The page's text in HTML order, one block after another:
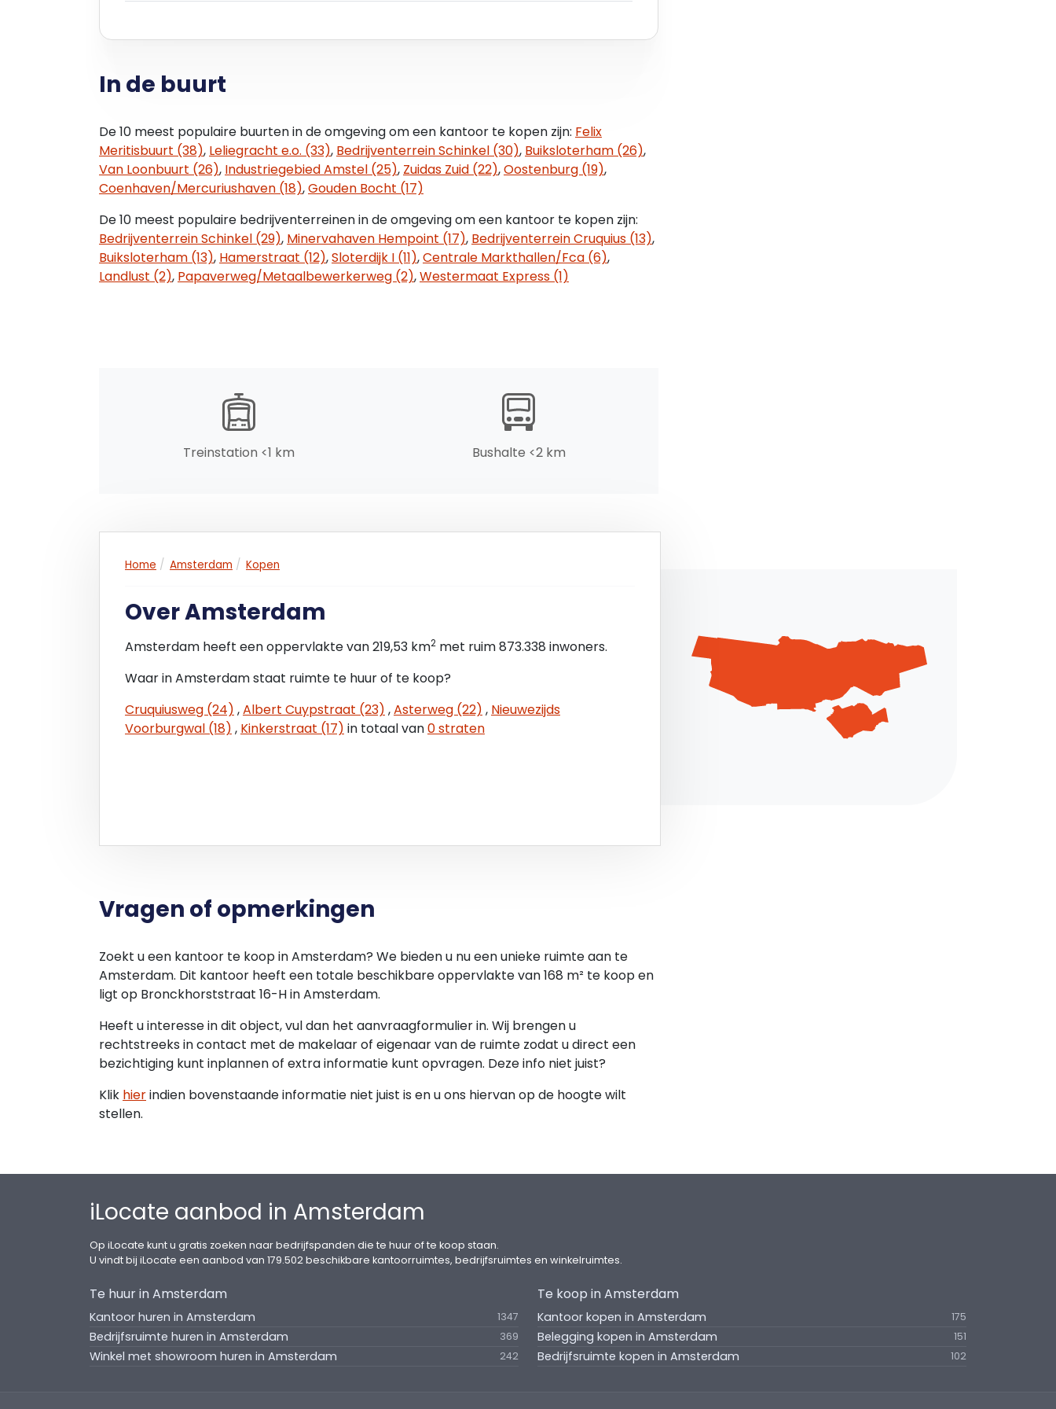
boetieks liggen om de hoek. Hotspots in de laatste genoemde straat zijn Restaurant Oud-
met het Vondelpark op steenworp afstand.
Bereikbaarheid
Het kantoor is zowel met eigen vervoer vanaf Ringweg A10 (afslag S108 via de
Beethovenstraat) als met het openbaar vervoer uitstekend bereikbaar. Tramlijnen 3, 5 en
12 stoppen aan het Roelof Hartplein. Deze tramlijnen geven een directe verbindingen met
onder andere het Centraal Station. Op enkele minuten fietsafstand is metrohalte De Pijp
gelegen waar metrolijn 52 (Noord/Zuidlijn) passeert.
Parkeergelegenheid
Parkeren is mogelijk op de openbare weg middels betaling of een vergunningensysteem.
• leeg, vrij van huur en gebruik
In de buurt
De 10 meest populaire buurten in de omgeving om een kantoor te kopen zijn: Felix
Meritisbuurt (38), Leliegracht e.o. (33), Bedrijventerrein Schinkel (30), Buiksloterham (26),
Van Loonbuurt (26), Industriegebied Amstel (25), Zuidas Zuid (22),Oostenburg (19),
Coenhaven/Mercuriushaven (18),Gouden Bocht (17)
De 10 meest populaire bedrijventerreinen in de omgeving om een kantoor te kopen zijn:
Bedrijventerrein Schinkel (29), Minervahaven Hempoint (17), Bedrijventerrein Cruquius (13),
Buiksloterham (13), Hamerstraat (12),Sloterdijk I (11),Centrale Markthallen/Fca (6),
Landlust (2), Papaverweg/Metaalbewerkerweg (2),Westermaat Express (1)
Treinstation <1 km Bushalte <2 km
Home Amsterdam Kopen
Over Amsterdam
Amsterdam heeft een oppervlakte van 219,53 km2met ruim 873.338 inwoners.
Waar in Amsterdam staat ruimte te huur of te koop?
Cruquiusweg (24) ,Albert Cuypstraat (23) ,Asterweg (22) , Nieuwezijds
Voorburgwal (18) , Kinkerstraat (17) in totaal van0 straten
Vragen of opmerkingen
Zoekt u een kantoor te koop in Amsterdam? We bieden u nu een unieke ruimte aan te
Amsterdam. Dit kantoor heeft een totale beschikbare oppervlakte van 168 m² te koop en
ligt op Bronckhorststraat 16-H in Amsterdam.
Heeft u interesse in dit object, vul dan het aanvraagformulier in. Wij brengen u
rechtstreeks in contact met de makelaar of eigenaar van de ruimte zodat u direct een
bezichtiging kunt inplannen of extra informatie kunt opvragen. Deze info niet juist?
Klik hierindien bovenstaande informatie niet juist is en u ons hiervan op de hoogte wilt
stellen.
iLocate aanbod in Amsterdam
Op iLocate kunt u gratis zoeken naar bedrijfspanden die te huur of te koop staan.
U vindt bij iLocate een aanbod van 179.502 beschikbare kantoorruimtes, bedrijfsruimtes en winkelruimtes.
Te huur in Amsterdam
Kantoor huren in Amsterdam 1347
Bedrijfsruimte huren in Amsterdam 369
Winkel met showroom huren in Amsterdam 242
Te koop in Amsterdam
Kantoor kopen in Amsterdam 175
Belegging kopen in Amsterdam 151
Bedrijfsruimte kopen in Amsterdam 102